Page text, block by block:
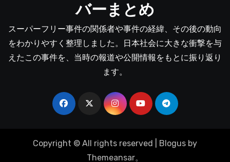
バーまとめ
スーパーフリー事件の関係者や事件の経緯、その後の動向
をわかりやすく整理しました。日本社会に大きな衝撃を与
えたこの事件を、当時の報道や公開情報をもとに振り返り
ます。
Copyright © All rights reserved Blogus by
Themeansar。